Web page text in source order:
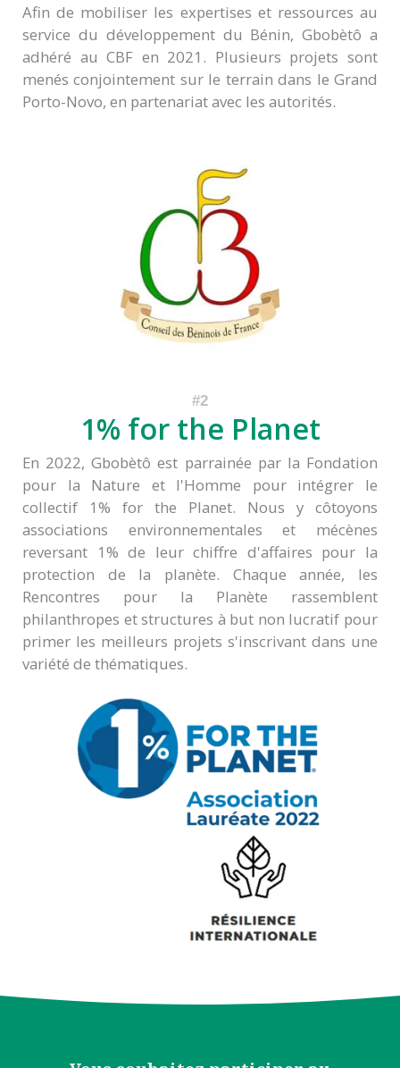
Afin de mobiliser les expertises et ressources au
service du développement du Bénin, Gbobètô a
adhéré au CBF en 2021. Plusieurs projets sont
menés conjointement sur le terrain dans le Grand
Porto-Novo, en partenariat avec les autorités.
1% for the Planet
En 2022, Gbobètô est parrainée par la Fondation
pour la Nature et l'Homme pour intégrer le
collectif 1% for the Planet. Nous y côtoyons
associations environnementales et mécènes
reversant 1% de leur chiffre d'affaires pour la
protection de la planète. Chaque année, les
Rencontres pour la Planète rassemblent
philanthropes et structures à but non lucratif pour
primer les meilleurs projets s'inscrivant dans une
variété de thématiques.